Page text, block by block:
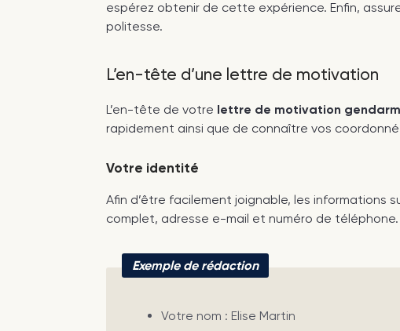
espérez obtenir de cette expérience. Enfin,
politesse.
L’en-tête d’une lettre de motivation
L’en-tête de votre lettre de motivation
rapidement ainsi que de connaître vos
Votre identité
Afin d’être facilement joignable, les informations
complet, adresse e-mail et numéro de téléphone.
Exemple de rédaction
Votre nom : Elise Martin